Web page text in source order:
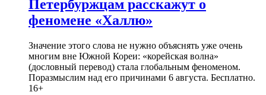
Петербуржцам расскажут о
феномене «Халлю»
Значение этого слова не нужно объяснять уже очень
многим вне Южной Кореи: «корейская волна»
(дословный перевод) стала глобальным феноменом.
Поразмыслим над его причинами 6 августа. Бесплатно.
16+